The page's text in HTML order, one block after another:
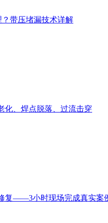
带压堵漏技术详解
化、焊点脱落、过流击穿
复——3小时现场完成真实案